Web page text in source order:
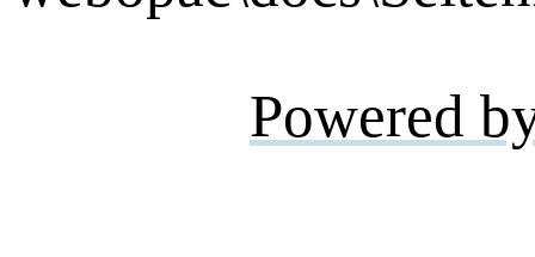
Powered